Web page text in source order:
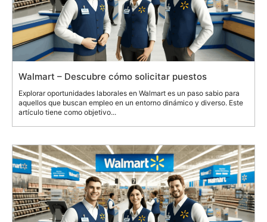
Walmart – Descubre cómo solicitar puestos
Explorar oportunidades laborales en Walmart es un paso sabio para
aquellos que buscan empleo en un entorno dinámico y diverso. Este
artículo tiene como objetivo...